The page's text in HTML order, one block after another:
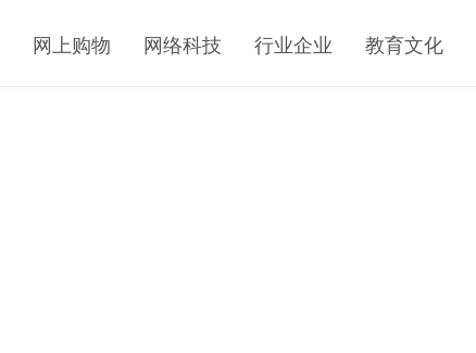
网上购物 网络科技 行业企业 教育文化